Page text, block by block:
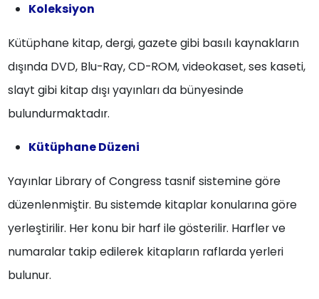
Koleksiyon
Kütüphane kitap, dergi, gazete gibi basılı kaynakların
dışında DVD, Blu-Ray, CD-ROM, videokaset, ses kaseti,
slayt gibi kitap dışı yayınları da bünyesinde
bulundurmaktadır.
Kütüphane Düzeni
Yayınlar Library of Congress tasnif sistemine göre
düzenlenmiştir. Bu sistemde kitaplar konularına göre
yerleştirilir. Her konu bir harf ile gösterilir. Harfler ve
numaralar takip edilerek kitapların raflarda yerleri
bulunur.